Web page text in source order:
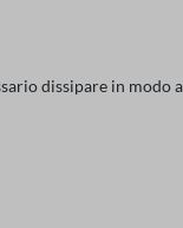
dissipare in modo